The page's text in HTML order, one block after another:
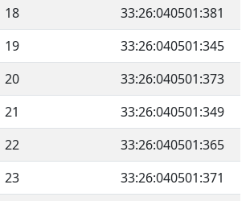
18
33:26:040501:381
19
33:26:040501:345
20
33:26:040501:373
21
33:26:040501:349
22
33:26:040501:365
23
33:26:040501:371